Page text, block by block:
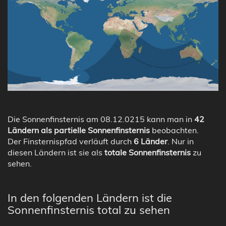
Die Sonnenfinsternis am 08.12.0215 kann man in 42
Ländern als partielle Sonnenfinsternis beobachten.
Der Finsternispfad verläuft durch 6 Länder. Nur in
diesen Ländern ist sie als totale Sonnenfinsternis zu
sehen.
In den folgenden Ländern ist die
Sonnenfinsternis total zu sehen